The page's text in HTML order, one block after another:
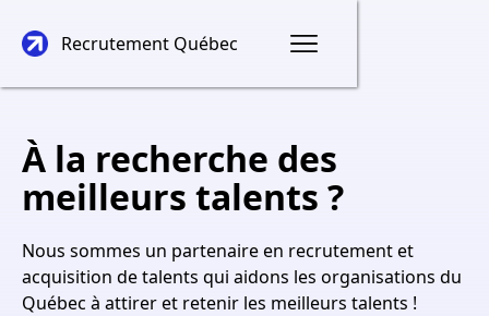
Recrutement Québec
À la recherche des
meilleurs talents ?
Nous sommes un partenaire en recrutement et
acquisition de talents qui aidons les organisations du
Québec à attirer et retenir les meilleurs talents !